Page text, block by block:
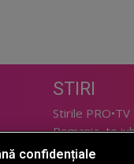
STIRI
Stirile PRO•TV
Romania, te
confidențiale